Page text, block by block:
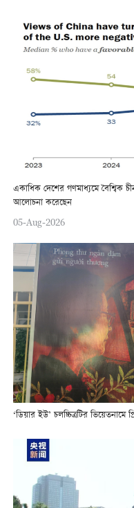
একাধিক দেশের গণমাধ্যমে বৈশ্বিক
আলোচনা করেছেন
05-Aug-2026
‘ডিয়ার ইউ’ চলচ্চিত্রটির ভিয়েতনামে